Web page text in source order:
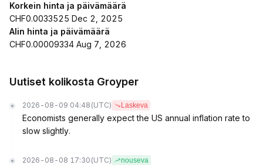
Korkein hinta ja päivämäärä
CHF0.0033525 Dec 2, 2025
Alin hinta ja päivämäärä
CHF0.00009334 Aug 7, 2026
Uutiset kolikosta Groyper
2026-08-09 04:48 (UTC) Laskeva
Economists generally expect the US annual inflation rate to
slow slightly.
2026-08-08 17:30 (UTC) nouseva